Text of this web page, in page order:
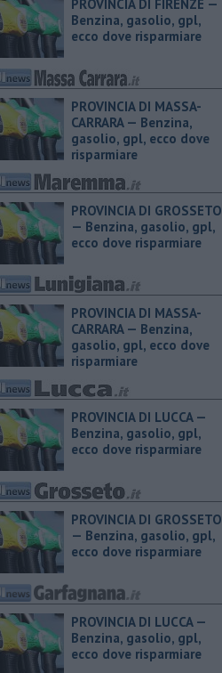
PROVINCIA DI FIRENZE — ​
Benzina, gasolio, gpl,
ecco dove risparmiare
PROVINCIA DI MASSA-
CARRARA — ​Benzina,
gasolio, gpl, ecco dove
risparmiare
PROVINCIA DI GROSSETO
— ​Benzina, gasolio, gpl,
ecco dove risparmiare
PROVINCIA DI MASSA-
CARRARA — ​Benzina,
gasolio, gpl, ecco dove
risparmiare
PROVINCIA DI LUCCA — ​
Benzina, gasolio, gpl,
ecco dove risparmiare
PROVINCIA DI GROSSETO
— ​Benzina, gasolio, gpl,
ecco dove risparmiare
PROVINCIA DI LUCCA — ​
Benzina, gasolio, gpl,
ecco dove risparmiare